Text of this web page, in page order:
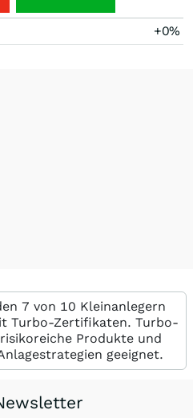
+0%
7 von 10 Kleinanlegern
Turbo-Zertifikaten. Turbo-
Produkte und
geeignet.